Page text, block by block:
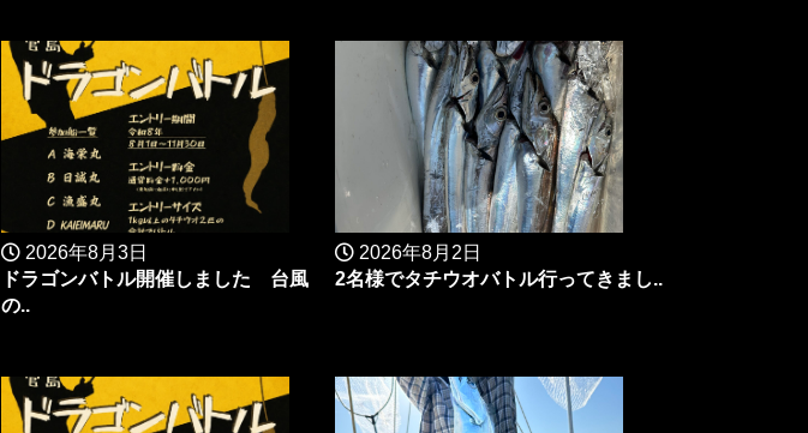
2026年8月3日
ドラゴンバトル開催しました 台風
の..
2026年8月2日
2名様でタチウオバトル行ってきまし..